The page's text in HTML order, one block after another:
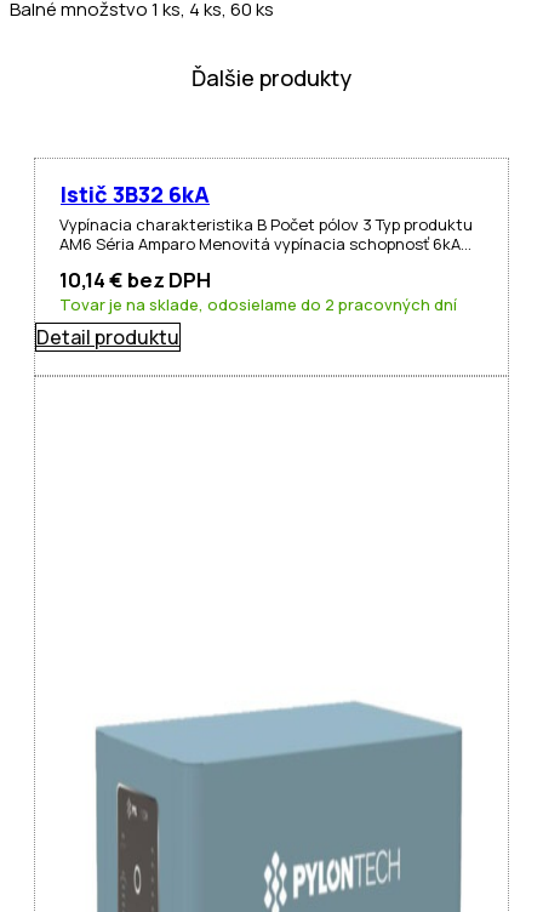
Balné množstvo 1 ks, 4 ks, 60 ks
Ďalšie produkty
Istič 3B32 6kA
Vypínacia charakteristika B Počet pólov 3 Typ produktu
AM6 Séria Amparo Menovitá vypínacia schopnosť 6kA…
10,14€ bez DPH
Tovar je na sklade, odosielame do 2 pracovných dní
Detail produktu